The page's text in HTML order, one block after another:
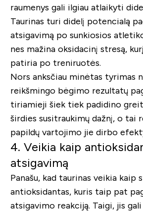
raumenys gali ilgiau atlaikyti
Taurinas turi didelį potencialą
atsigavimą po sunkiosios
nes mažina oksidacinį stresą,
patiria po treniruotės.
Nors anksčiau minėtas tyrimas
reikšmingo bėgimo rezultatų
tiriamieji šiek tiek padidino
širdies susitraukimų dažnį, o tai
papildų vartojimo jie dirbo
4. Veikia kaip
atsigavimą
Panašu, kad taurinas veikia kaip
antioksidantas, kuris taip pat
atsigavimo reakciją. Taigi, jis